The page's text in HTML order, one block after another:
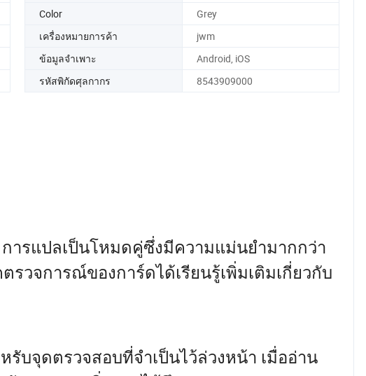
Color
Grey
เครื่องหมายการค้า
jwm
ข้อมูลจำเพาะ
Android, iOS
รหัสพิกัดศุลกากร 8543909000
ารแปลเป็นโหมดคู่ซึ่งมีความแม่นยำมากกว่า
วจการณ์ของการ์ดได้เรียนรู้เพิ่มเติมเกี่ยวกับ
บจุดตรวจสอบที่จำเป็นไว้ล่วงหน้า เมื่ออ่าน